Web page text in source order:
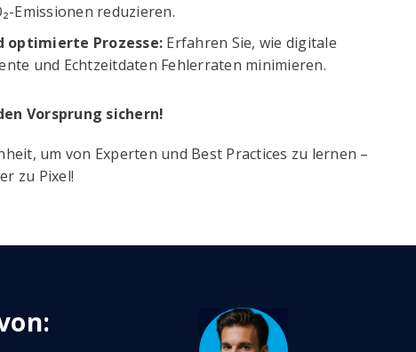
Emissionen reduzieren.
optimierte Prozesse: Erfahren Sie, wie digitale
und Echtzeitdaten Fehlerraten minimieren.
Vorsprung sichern!
um von Experten und Best Practices zu lernen –
zu Pixel!